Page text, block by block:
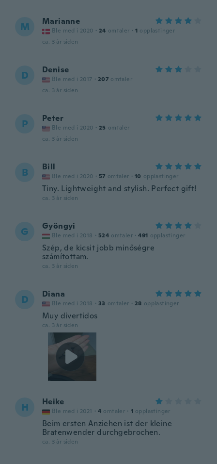
M Marianne
Ble med i 2020 · 24 omtaler · 1 opplastinger
ca. 3 år siden
D Denise
Ble med i 2017 · 207 omtaler
ca. 3 år siden
P Peter
Ble med i 2020 · 25 omtaler
ca. 3 år siden
B Bill
Ble med i 2020 · 57 omtaler · 10 opplastinger
Tiny. Lightweight and stylish. Perfect gift!
ca. 3 år siden
G Gyöngyi
Ble med i 2018 · 524 omtaler · 491 opplastinger
Szép, de kicsit jobb minőségre
számítottam.
ca. 3 år siden
D Diana
Ble med i 2018 · 33 omtaler · 28 opplastinger
Muy divertidos
ca. 3 år siden
H Heike
Ble med i 2021 · 4 omtaler · 1 opplastinger
Beim ersten Anziehen ist der kleine
Bratenwender durchgebrochen.
ca. 3 år siden